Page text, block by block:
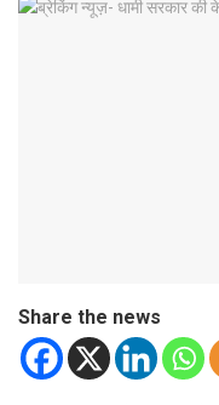
Share the news